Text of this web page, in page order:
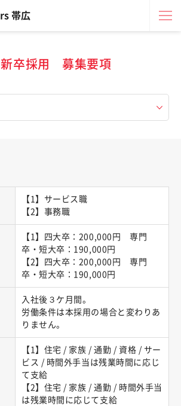
帯広
新卒採用 募集要項
【1】サービス職
【2】事務職
【1】四大卒：200,000円 専門
卒・短大卒：190,000円
【2】四大卒：200,000円 専門
卒・短大卒：190,000円
入社後３ケ月間。
労働条件は本採用の場合と変わりあ
りません。
【1】住宅 / 家族 / 通勤 / 資格 / サー
ビス / 時間外手当は残業時間に応じ
て支給
【2】住宅 / 家族 / 通勤 / 時間外手当
は残業時間に応じて支給